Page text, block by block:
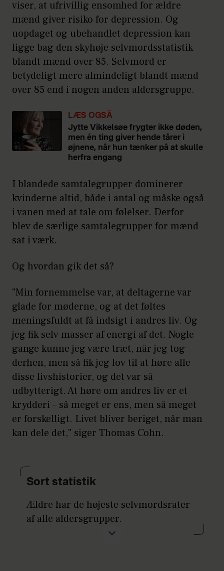
ikke have brug for hjælp. De
har hele deres liv fået at vide,
at ”store drenge græder
ikke”.
Mænd har ofte et mere
kvinder. På den ene side har
mænd oftere end kvinder haft
erhvervsarbejde som centrum
med at arbejde, mister de en
stor del af deres sociale
sammenhæng. Desuden har
det i mange parforhold været
ansvarlig for at opretholde de
sociale kontakter, og hvis hun
bliver syg eller dør, dør det
sociale samvær ud.
Kilde: ”Ældre mænd taler ikke om
livet”
viser, at ufrivillig ensomhed for ældre
mænd giver risiko for depression. Og
uopdaget og ubehandlet depression kan
ligge bag den skyhøje selvmordsstatistik
blandt mænd over 85. Selvmord er
betydeligt mere almindeligt blandt mænd
over 85 end i nogen anden aldersgruppe.
LÆS OGSÅ
Jytte Vikkelsøe frygter ikke døden,
men én ting giver hende tårer i
øjnene, når hun tænker på at skulle
herfra engang
I blandede samtalegrupper dominerer
kvinderne altid, både i antal og måske også
i vanen med at tale om følelser. Derfor
blev de særlige samtalegrupper for mænd
sat i værk.
Og hvordan gik det så?
"Min fornemmelse var, at deltagerne var
glade for møderne, og at det føltes
meningsfuldt at få indsigt i andres liv. Og
jeg fik selv masser af energi af det. Nogle
gange kunne jeg være træt, når jeg tog
derhen, men så fik jeg lov til at høre alle
disse livshistorier, og det var så
udbytterigt. At høre om andres liv er et
krydderi – så meget er ens, men så meget
er forskelligt. Livet bliver beriget, når man
kan dele det," siger Thomas Cohn.
Sort statistik
Ældre har de højeste selvmordsrater
af alle aldersgrupper.